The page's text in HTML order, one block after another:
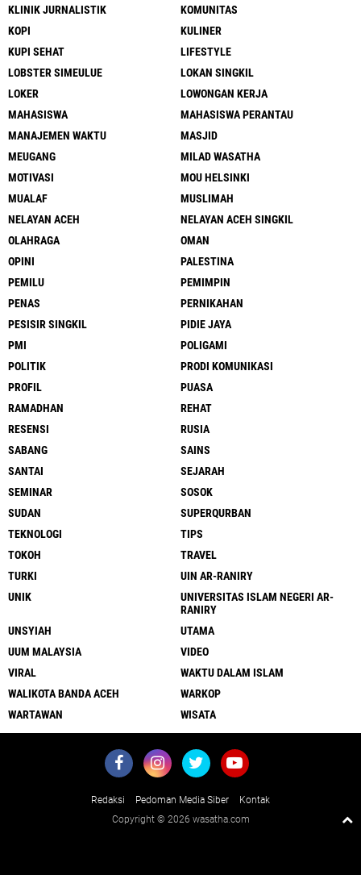
KLINIK JURNALISTIK
KOMUNITAS
KOPI
KULINER
KUPI SEHAT
LIFESTYLE
LOBSTER SIMEULUE
LOKAN SINGKIL
LOKER
LOWONGAN KERJA
MAHASISWA
MAHASISWA PERANTAU
MANAJEMEN WAKTU
MASJID
MEUGANG
MILAD WASATHA
MOTIVASI
MOU HELSINKI
MUALAF
MUSLIMAH
NELAYAN ACEH
NELAYAN ACEH SINGKIL
OLAHRAGA
OMAN
OPINI
PALESTINA
PEMILU
PEMIMPIN
PENAS
PERNIKAHAN
PESISIR SINGKIL
PIDIE JAYA
PMI
POLIGAMI
POLITIK
PRODI KOMUNIKASI
PROFIL
PUASA
RAMADHAN
REHAT
RESENSI
RUSIA
SABANG
SAINS
SANTAI
SEJARAH
SEMINAR
SOSOK
SUDAN
SUPERQURBAN
TEKNOLOGI
TIPS
TOKOH
TRAVEL
TURKI
UIN AR-RANIRY
UNIK
UNIVERSITAS ISLAM NEGERI AR-
RANIRY
UNSYIAH
UTAMA
UUM MALAYSIA
VIDEO
VIRAL
WAKTU DALAM ISLAM
WALIKOTA BANDA ACEH
WARKOP
WARTAWAN
WISATA
Redaksi Pedoman Media Siber
Kontak
Copyright © 2026 wasatha.com